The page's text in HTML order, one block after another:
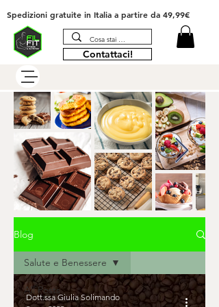
Spedizioni gratuite in Italia a partire da 49,99€
Contattaci!
Blog
All Posts
Salute e Benessere
Dott.ssa Giulia Solimando